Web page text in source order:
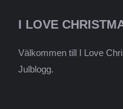
I LOVE
Välkommen till I Love
Julblogg.